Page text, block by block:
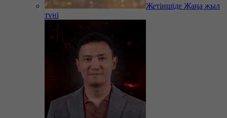
Жетіншіде Жаңа жыл
түні